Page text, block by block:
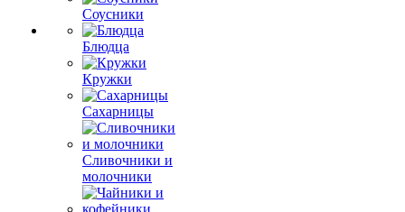
Соусники
Блюдца
Кружки
Сахарницы
Сливочники и
молочники